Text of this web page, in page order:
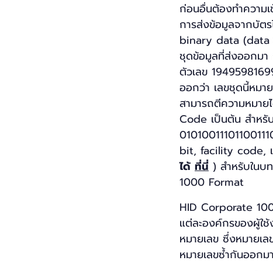
ก่อนอื่นต้องทำความ
การส่งข้อมูลจากบัต
binary data (data
ชุดข้อมูลที่ส่งออกมา
ตัวเลข
ออกว่า เลขชุดนี้หมา
สามารถตีความหมา
Code เป็นต้น สำห
bit, facility code,
ได้ ที่นี่ ) สำหรับในบ
1000 Format
HID Corporate
แต่ละองค์กรของผู้ใ
หมายเลข ซึ่งหมายเ
หมายเลขซ้ำกันออกมา